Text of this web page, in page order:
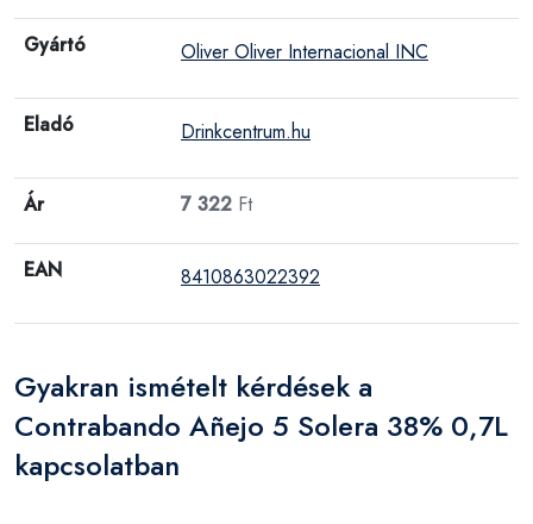
Gyártó Oliver Oliver Internacional INC
Eladó Drinkcentrum.hu
Ár 7 322 Ft
EAN 8410863022392
Gyakran ismételt kérdések a
Contrabando Añejo 5 Solera 38% 0,7L
kapcsolatban